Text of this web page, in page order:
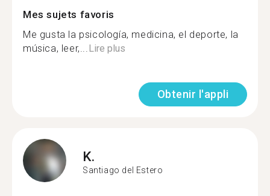
Mes sujets favoris
Me gusta la psicología, medicina, el deporte, la
música, leer,...Lire plus
Obtenir l'appli
K.
Santiago del Estero